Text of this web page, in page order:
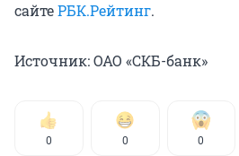
сайтеРБК.Рейтинг.
Источник: ОАО «СКБ-банк»
0 0 0